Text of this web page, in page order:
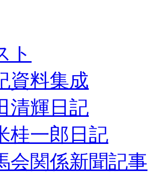
ト
資料集成
清輝日記
桂一郎日記
会関係新聞記事